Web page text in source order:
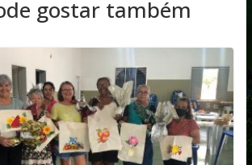
gostar também